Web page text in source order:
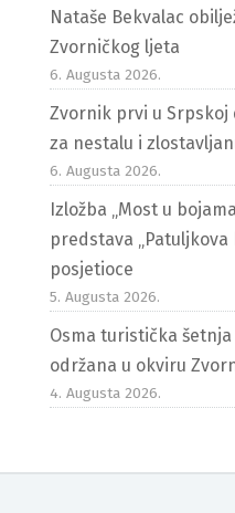
Nataše Bekvalac
Zvorničkog ljeta
6. Augusta 2026.
Zvornik prvi u Srpskoj
za nestalu i
6. Augusta 2026.
Izložba „Most u
predstava
posjetioce
5. Augusta 2026.
Osma turistička
održana u okviru
4. Augusta 2026.